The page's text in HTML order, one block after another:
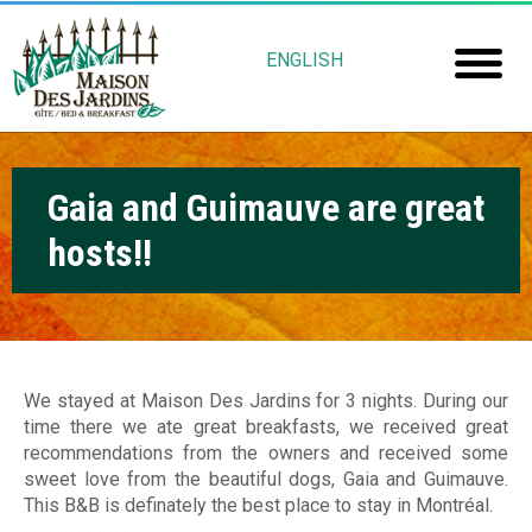
Aller
contenu
principal
M
a
i
s
D
e
s
J
a
ENGLISH
Gaia and Guimauve are great
hosts!!
We stayed at Maison Des Jardins for 3 nights. During our
time there we ate great breakfasts, we received great
recommendations from the owners and received some
sweet love from the beautiful dogs, Gaia and Guimauve.
This B&B is definately the best place to stay in Montréal.